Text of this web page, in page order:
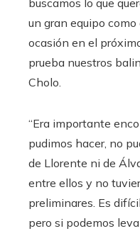
un gran equipo
ocasión en el
prueba nuestros
Cholo.
“Era importante
pudimos hacer, no
de Llorente ni de
entre ellos y no
preliminares. Es
pero si podemos